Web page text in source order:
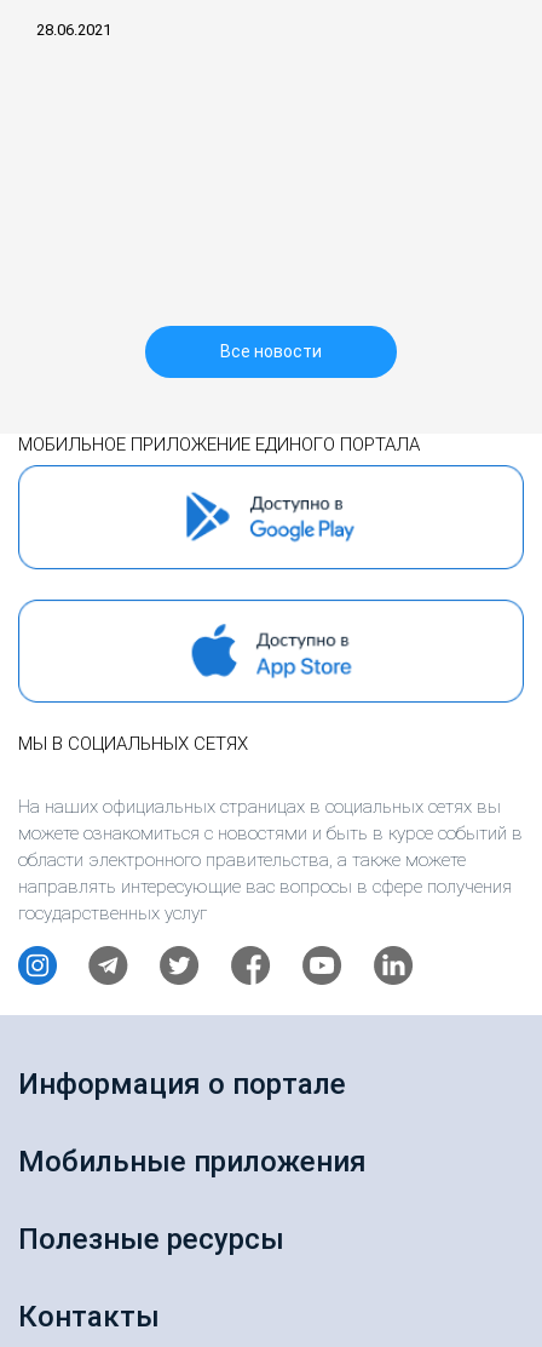
28.06.2021
Все новости
МОБИЛЬНОЕ ПРИЛОЖЕНИЕ ЕДИНОГО ПОРТАЛА
МЫ В СОЦИАЛЬНЫХ СЕТЯХ
На наших официальных страницах в социальных сетях вы
можете ознакомиться с новостями и быть в курсе событий в
области электронного правительства, а также можете
направлять интересующие вас вопросы в сфере получения
государственных услуг
Информация о портале
Мобильные приложения
Полезные ресурсы
Контакты